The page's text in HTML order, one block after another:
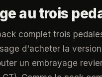
au trois
complet trois
d'acheter la
un embrayage